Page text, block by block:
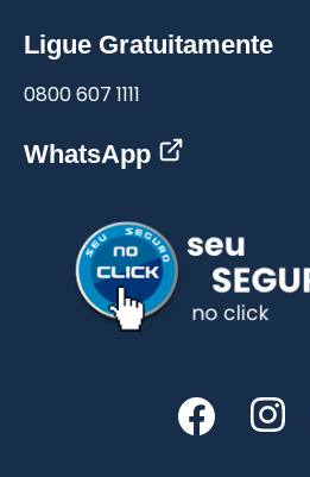
Ligue Gratuitamente
0800 607 1111
WhatsApp